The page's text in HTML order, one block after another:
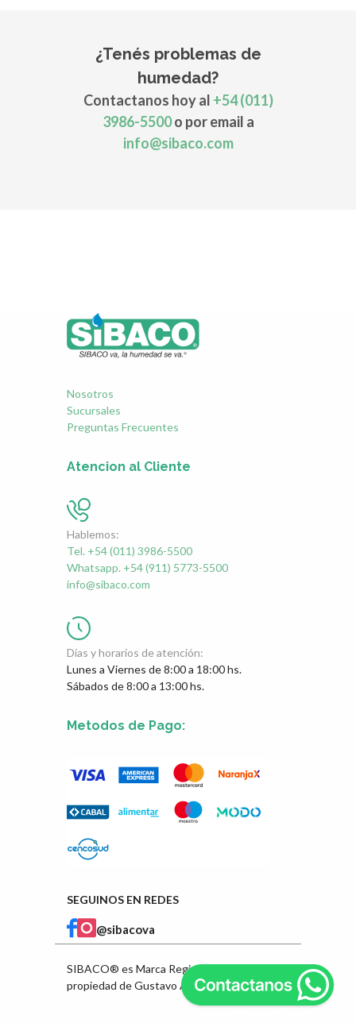
¿Tenés problemas de
humedad?
Contactanos hoy al +54 (011)
3986-5500o por email a
info@sibaco.com
Nosotros
Sucursales
Preguntas Frecuentes
Atencion al Cliente
Hablemos:
Tel. +54 (011) 3986-5500
Whatsapp. +54 (911) 5773-5500
info@sibaco.com
Días y horarios de atención:
Lunes a Viernes de 8:00 a 18:00 hs.
Sábados de 8:00 a 13:00 hs.
Metodos de Pago:
SEGUINOS EN REDES
@sibacova
SIBACO® es Marca Registrada en INPI
propiedad de Gustavo Ángel Ibarra